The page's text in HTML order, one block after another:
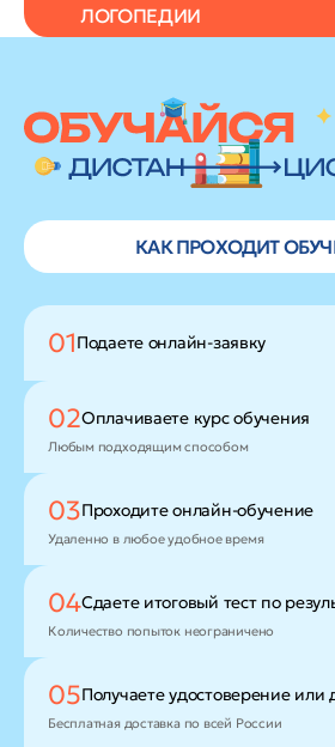
ЛОГОПЕДИИ
КАК ПРОХОДИТ
01Подаете онлайн-заявку
02Оплачиваете курс обучения
Любым подходящим способом
03Проходитеонлайн-обучение
Удаленно в любое удобное время
04Сдаете итоговый тест по
Количество попыток неограничено
05Получаете удостоверение или
Бесплатная доставка по всей России